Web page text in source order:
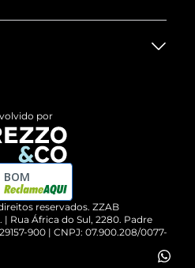
reservados. ZZAB
Rua África do Sul, 2280. Padre
900 | CNPJ: 07.900.208/0077-
por
BOM